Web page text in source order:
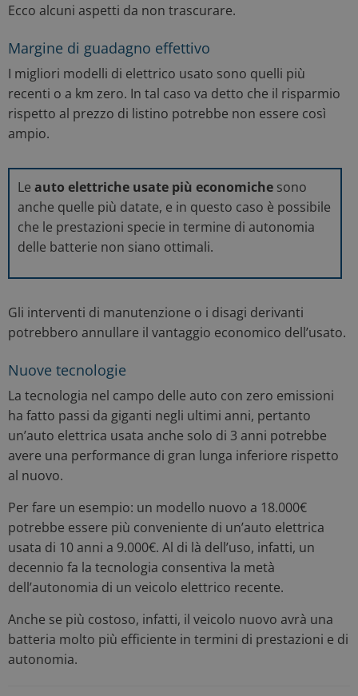
Ecco alcuni aspetti da non trascurare.
Margine di guadagno effettivo
I migliori modelli di elettrico usato sono quelli più
recenti o a km zero. In tal caso va detto che il risparmio
rispetto al prezzo di listino potrebbe non essere così
ampio.
Le auto elettriche usate più economiche sono
anche quelle più datate, e in questo caso è possibile
che le prestazioni specie in termine di autonomia
delle batterie non siano ottimali.
Gli interventi di manutenzione o i disagi derivanti
potrebbero annullare il vantaggio economico dell’usato.
Nuove tecnologie
La tecnologia nel campo delle auto con zero emissioni
ha fatto passi da giganti negli ultimi anni, pertanto
un’auto elettrica usata anche solo di 3 anni potrebbe
avere una performance di gran lunga inferiore rispetto
al nuovo.
Per fare un esempio: un modello nuovo a 18.000€
potrebbe essere più conveniente di un’auto elettrica
usata di 10 anni a 9.000€. Al di là dell’uso, infatti, un
decennio fa la tecnologia consentiva la metà
dell’autonomia di un veicolo elettrico recente.
Anche se più costoso, infatti, il veicolo nuovo avrà una
batteria molto più efficiente in termini di prestazioni e di
autonomia.